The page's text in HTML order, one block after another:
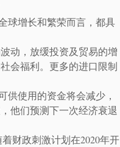
球增长和繁荣而言，都具
动，放缓投资及贸易的增
会福利。更多的进口限制
使用的资金将会减少，
他们预测下一次经济衰退
财政刺激计划在2020年开